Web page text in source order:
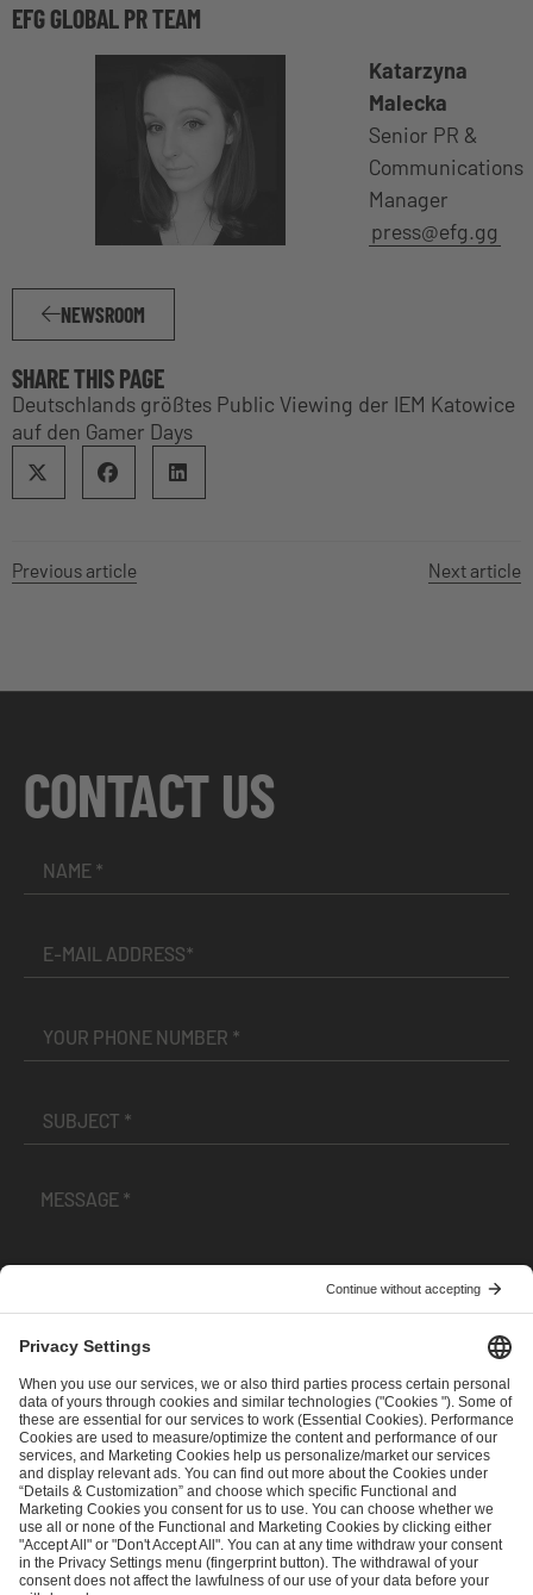
EFG GLOBAL PR TEAM
Katarzyna
Malecka
Senior PR &
Communications
Manager
press@efg.gg
NEWSROOM
SHARE THIS PAGE
Deutschlands größtes Public Viewing der IEM Katowice
auf den Gamer Days
Previous article Next article
CONTACT US
andPrivacy Policy
SEND MESSAGE